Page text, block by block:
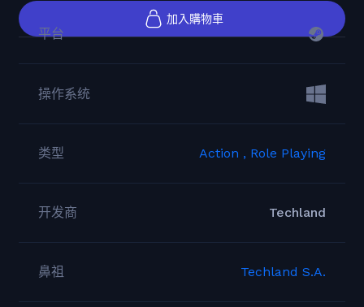
加入購物車
平台
操作系统
类型 Action , Role Playing
开发商 Techland
鼻祖 Techland S.A.